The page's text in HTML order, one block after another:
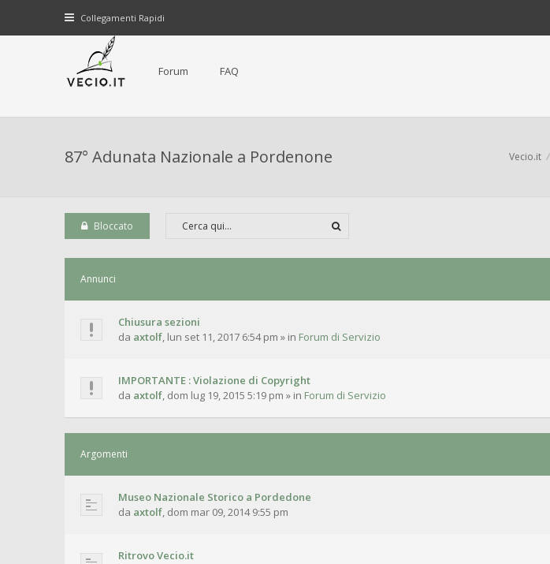
Collegamenti Rapidi
Forum FAQ
87° Adunata Nazionale a Pordenone Vecio.it
Bloccato
Annunci
Chiusura sezioni
da axtolf, lun set 11, 2017 6:54 pm » in Forum di Servizio
IMPORTANTE : Violazione di Copyright
da axtolf, dom lug 19, 2015 5:19 pm » in Forum di Servizio
Argomenti
Museo Nazionale Storico a Pordedone
da axtolf, dom mar 09, 2014 9:55 pm
Ritrovo Vecio.it